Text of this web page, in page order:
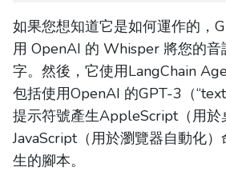
如果您想知道它是如何運作的，
用 OpenAI 的 Whisper 將您的音
字。然後，它使用LangChain
包括使用OpenAI 的GPT-3（
提示符號產生AppleScript（用於
JavaScript（用於瀏覽器自動化
生的腳本。